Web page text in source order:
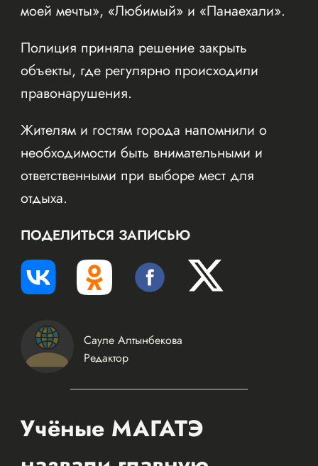
моей мечты», «Любимый» и «Панаехали».
Полиция приняла решение закрыть
объекты, где регулярно происходили
правонарушения.
Жителям и гостям города напомнили о
необходимости быть внимательными и
ответственными при выборе мест для
отдыха.
ПОДЕЛИТЬСЯ ЗАПИСЬЮ
Сауле Алтынбекова
Редактор
Учёные МАГАТЭ